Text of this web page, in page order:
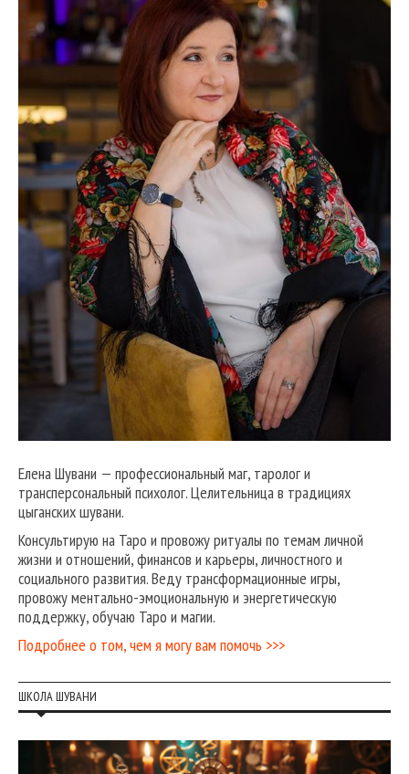
Елена Шувани — профессиональный маг, таролог и
трансперсональный психолог. Целительница в традициях
цыганских шувани.
Консультирую на Таро и провожу ритуалы по темам личной
жизни и отношений, финансов и карьеры, личностного и
социального развития. Веду трансформационные игры,
провожу ментально-эмоциональную и энергетическую
поддержку, обучаю Таро и магии.
Подробнее о том, чем я могу вам помочь >>>
ШКОЛА ШУВАНИ